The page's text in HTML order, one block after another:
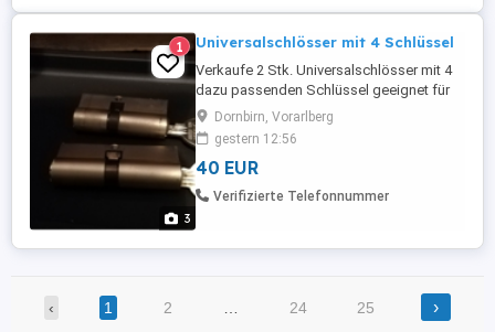
3
1 Universalschlösser mit 4 Schlüssel
Verkaufe 2 Stk. Universalschlösser mit 4
dazu passenden Schlüssel geeignet für
Haus- , Wohnungs-oder Kellertüren 1
Schloss 6,5 cm lang und 1 Schloss 7,5 cm
lang
Dornbirn, Vorarlberg
gestern 12:56
40 EUR
Verifizierte Telefonnummer
‹ 1 2 24 25 ›